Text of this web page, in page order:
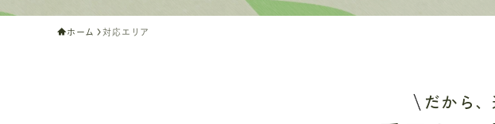
ホーム 対応エリア
だから